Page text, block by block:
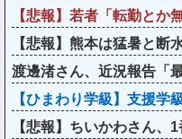
【悲報】若者「転勤と
【悲報】熊本は猛暑と
渡邊渚さん、近況報告「
【ひまわり学級】支援学
【悲報】ちいかわさん、